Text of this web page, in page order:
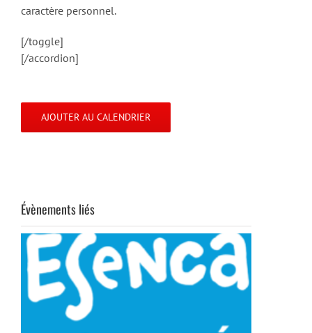
caractère personnel.
[/toggle]
[/accordion]
AJOUTER AU CALENDRIER
Évènements liés